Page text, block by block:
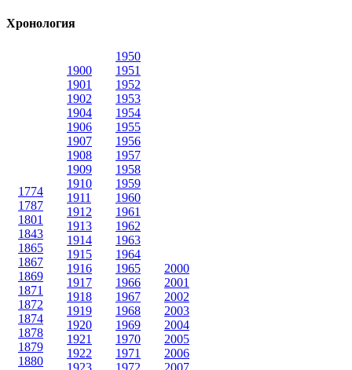
Хронология
1774
1787
1801
1843
1865
1867
1869
1871
1872
1874
1878
1879
1880
1900
1901
1902
1904
1906
1907
1908
1909
1910
1911
1912
1913
1914
1915
1916
1917
1918
1919
1920
1921
1922
1923
1950
1951
1952
1953
1954
1955
1956
1957
1958
1959
1960
1961
1962
1963
1964
1965
1966
1967
1968
1969
1970
1971
1972
2000
2001
2002
2003
2004
2005
2006
2007